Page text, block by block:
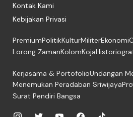
Kontak Kami
Kebijakan Privasi
PremiumPolitikKulturMiliterEkonomi
Lorong ZamanKolomKoja
Kerjasama & PortofolioUndangan
Menemukan Peradaban Sriwijaya
Surat Pendiri Bangsa